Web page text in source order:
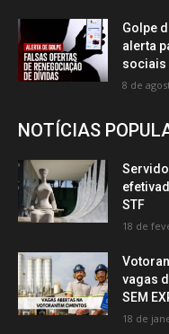
Golpe
alerta
sociais
8 de
NOTÍCIAS
STF
18 de
vagas
SEM
18 de